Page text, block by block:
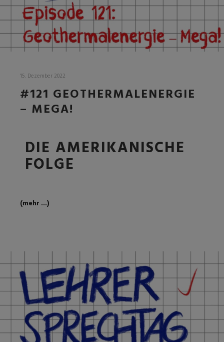
15. Dezember 2022
#121 GEOTHERMALENERGIE
– MEGA!
DIE AMERIKANISCHE
FOLGE
(mehr …)